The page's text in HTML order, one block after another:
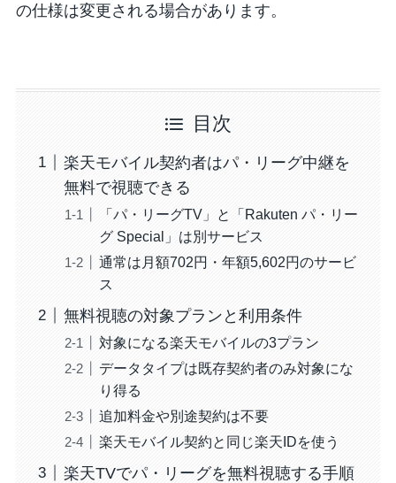
の仕様は変更される場合があります。
目次
楽天モバイル契約者はパ・リーグ中継を
無料で視聴できる
「パ・リーグTV」と「Rakuten パ・リー
グ Special」は別サービス
通常は月額702円・年額5,602円のサービ
ス
無料視聴の対象プランと利用条件
対象になる楽天モバイルの3プラン
データタイプは既存契約者のみ対象にな
り得る
追加料金や別途契約は不要
楽天モバイル契約と同じ楽天IDを使う
楽天TVでパ・リーグを無料視聴する手順